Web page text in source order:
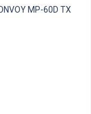
MP-60D TX